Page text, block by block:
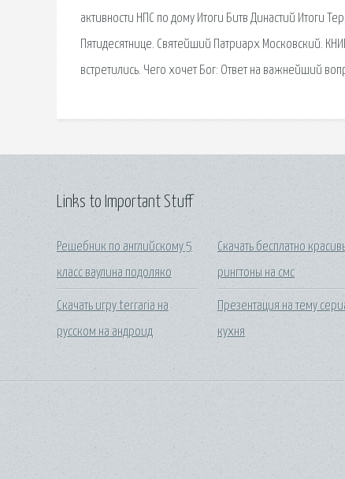
активности НПС по дому Итоги Битв Династий Итоги
Пятидесятнице. Святейший Патриарх Московский.
встретились. Чего хочет Бог: Ответ на важнейший
Links to Important Stuff
Решебник по английскому 5
класс ваулина подоляко
Скачать игру terraria на
русском на андроид
Скачать бесплатно
рингтоны на смс
Презентация на тему
кухня